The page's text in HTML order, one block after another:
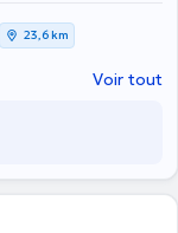
23,6 km
Voir tout